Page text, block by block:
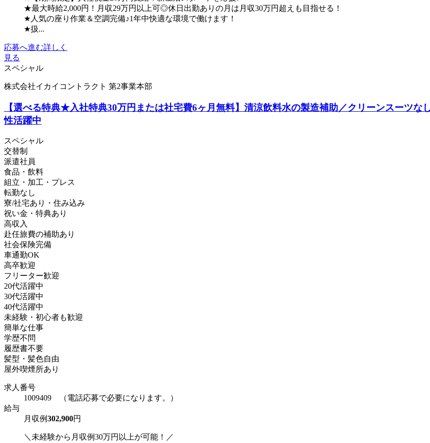
★最大時給2,000円！月収29万円以上可◎休日出勤ありの月は月収30万円超えも目指せる！
★人気の座り作業＆空調完備♪1年中快適な環境で働けます！
★扱...
応募へ進む詳しく
見る
スペシャル
株式会社イカイコントラクト 第2事業本部
【選べる特典★入社特典30万円または社宅費6ヶ月無料】清涼飲料水の製造補助／クリーンスーツ
性活躍中
スペシャル
交替制
派遣社員
食品・飲料
組立・加工・プレス
転勤なし
寮/社宅あり・住み込み
祝い金・特典あり
高収入
赴任旅費の補助あり
社会保険完備
車通勤OK
高卒歓迎
フリーター歓迎
20代活躍中
30代活躍中
40代活躍中
未経験・初心者も歓迎
簡単な仕事
学歴不問
履歴書不要
髪型・髪色自由
屋外喫煙所あり
求人番号
1009409 （電話応募で必要になります。）
給与
月収例302,900円
＼未経験から月収例30万円以上が可能！／